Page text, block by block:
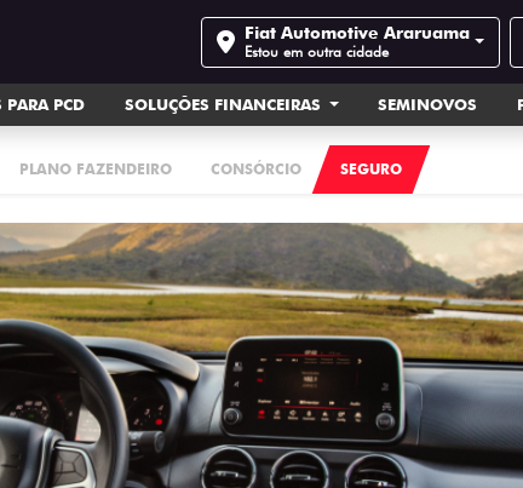
Fiat Automotive Araruama
Estou em outra cidade
PARA PCD SOLUÇÕES FINANCEIRAS SEMINOVOS
PLANO FAZENDEIRO CONSÓRCIO SEGURO